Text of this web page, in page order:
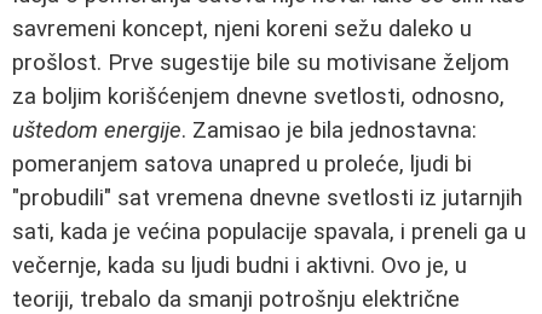
savremeni koncept, njeni koreni sežu daleko u
prošlost. Prve sugestije bile su motivisane željom
za boljim korišćenjem dnevne svetlosti, odnosno,
uštedom energije. Zamisao je bila jednostavna:
pomeranjem satova unapred u proleće, ljudi bi
"probudili" sat vremena dnevne svetlosti iz jutarnjih
sati, kada je većina populacije spavala, i preneli ga u
večernje, kada su ljudi budni i aktivni. Ovo je, u
teoriji, trebalo da smanji potrošnju električne